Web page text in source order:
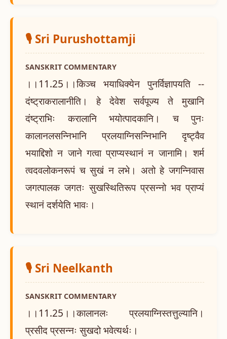
🎙️ Sri Purushottamji
SANSKRIT COMMENTARY
।।11.25।।किञ्च भयाधिक्येन पुनर्विज्ञापयति --
दंष्ट्राकरालानीति। हे देवेश सर्वपूज्य ते मुखानि
दंष्ट्राभिः करालानि भयोत्पादकानि। च पुनः
कालानलसन्निभानि प्रलयाग्निसन्निभानि दृष्ट्वैव
भयाद्दिशो न जाने गत्वा प्राप्यस्थानं न जानामि। शर्म
त्वदवलोकनरूपं च सुखं न लभे। अतो हे जगन्निवास
जगत्पालक जगतः सुखस्थितिरूप प्रसन्नो भव प्राप्यं
स्थानं दर्शयेति भावः।
🎙️ Sri Neelkanth
SANSKRIT COMMENTARY
।।11.25।।कालानलः प्रलयाग्निस्तत्तुल्यानि।
प्रसीद प्रसन्नः सुखदो भवेत्यर्थः।